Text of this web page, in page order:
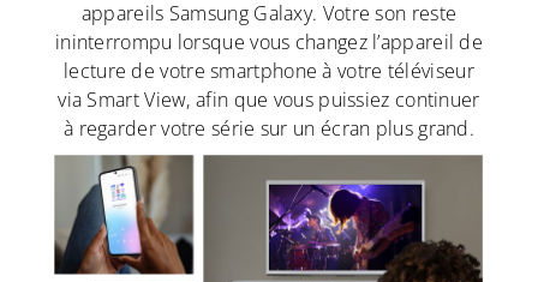
appareils Samsung Galaxy. Votre son reste
ininterrompu lorsque vous changez l’appareil de
lecture de votre smartphone à votre téléviseur
via Smart View, afin que vous puissiez continuer
à regarder votre série sur un écran plus grand.